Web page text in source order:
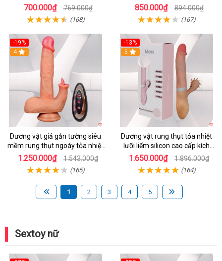
700.000₫ 769.000₫
(168)
thỏ siêu hot
850.000₫ 894.000₫
(167)
-19%
4
Dương vật giả gắn tường siêu
mềm rung thụt ngoáy tỏa nhiệt
tăng khoái cảm
1.250.000₫ 1.543.000₫
(165)
-13%
5
Dương vật rung thụt tỏa nhiệt
lưỡi liếm silicon cao cấp kích
thích tối đa
1.650.000₫ 1.896.000₫
(164)
1 2 3 4 5
Sextoy nữ